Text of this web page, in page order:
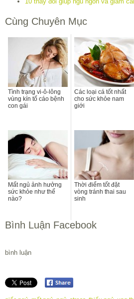
Cùng Chuyên Mục
Tình trạng vi-ô-lông
vùng kín tố cáo bệnh
con gái
Các loại cá tốt nhất
cho sức khỏe nam
giới
Mất ngủ ảnh hưởng
sức khỏe như thế
nào?
Thời điểm tốt đặt
vòng tránh thai sau
sinh
Bình Luận Facebook
bình luận